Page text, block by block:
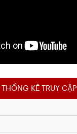
THỐNG KÊ TRUY CẬP